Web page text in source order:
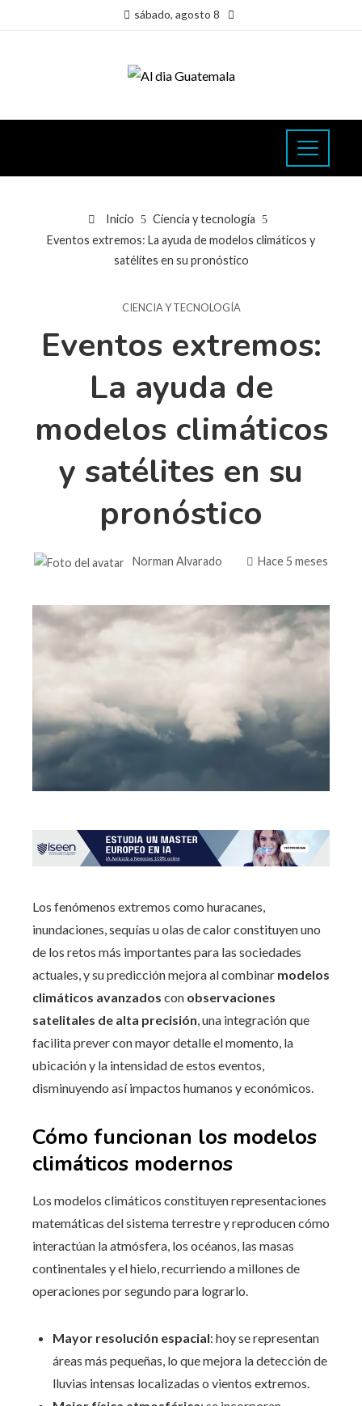
sábado, agosto 8
Inicio
Ciencia y tecnología
Eventos extremos: La ayuda de modelos climáticos y
satélites en su pronóstico
CIENCIA Y TECNOLOGÍA
Eventos extremos:
La ayuda de
modelos climáticos
y satélites en su
pronóstico
Norman Alvarado Hace 5 meses
Los fenómenos extremos como huracanes,
inundaciones, sequías u olas de calor constituyen uno
de los retos más importantes para las sociedades
actuales, y su predicción mejora al combinar modelos
climáticos avanzados con observaciones
satelitales de alta precisión, una integración que
facilita prever con mayor detalle el momento, la
ubicación y la intensidad de estos eventos,
disminuyendo así impactos humanos y económicos.
Cómo funcionan los modelos
climáticos modernos
Los modelos climáticos constituyen representaciones
matemáticas del sistema terrestre y reproducen cómo
interactúan la atmósfera, los océanos, las masas
continentales y el hielo, recurriendo a millones de
operaciones por segundo para lograrlo.
Mayor resolución espacial: hoy se representan
áreas más pequeñas, lo que mejora la detección de
lluvias intensas localizadas o vientos extremos.